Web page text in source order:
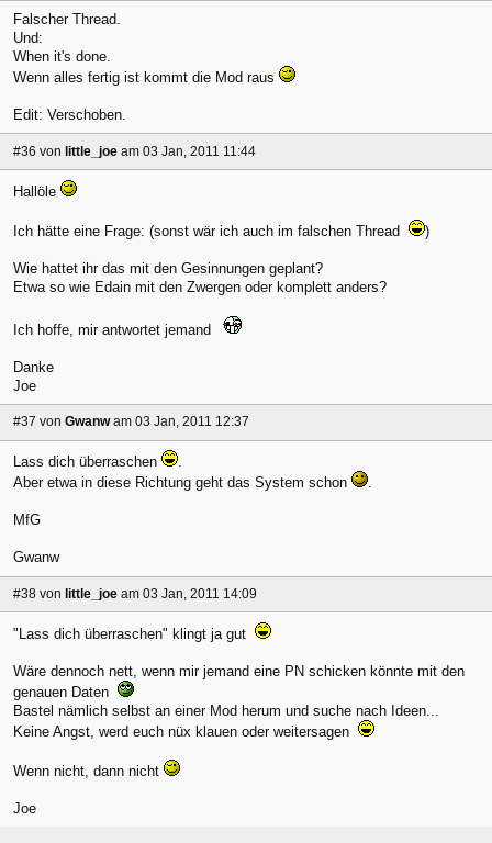
Falscher Thread.
Und:
When it's done.
Wenn alles fertig ist kommt die Mod raus
Edit: Verschoben.
#36 von little_joe am 03 Jan, 2011 11:44
Hallöle
Ich hätte eine Frage: (sonst wär ich auch im falschen Thread )
Wie hattet ihr das mit den Gesinnungen geplant?
Etwa so wie Edain mit den Zwergen oder komplett anders?
Ich hoffe, mir antwortet jemand
Danke
Joe
#37 von Gwanw am 03 Jan, 2011 12:37
Lass dich überraschen
.
Aber etwa in diese Richtung geht das System schon
.
MfG
Gwanw
#38 von little_joe am 03 Jan, 2011 14:09
"Lass dich überraschen" klingt ja gut
Wäre dennoch nett, wenn mir jemand eine PN schicken könnte mit den
genauen Daten
Bastel nämlich selbst an einer Mod herum und suche nach Ideen...
Keine Angst, werd euch nüx klauen oder weitersagen
Wenn nicht, dann nicht
Joe